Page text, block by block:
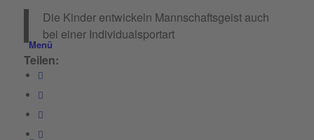
Menü
Die Kinder entwickeln Mannschaftsgeist auch
bei einer Individualsportart
Teilen: